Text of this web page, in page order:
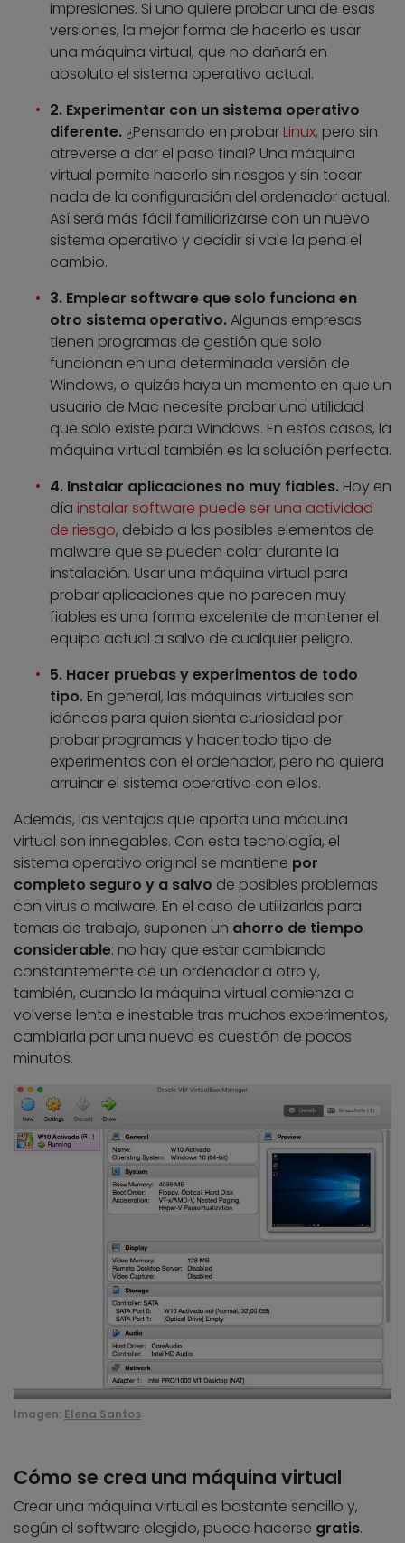
impresiones. Si uno quiere probar una de esas
versiones, la mejor forma de hacerlo es usar
una máquina virtual, que no dañará en
absoluto el sistema operativo actual.
2. Experimentar con un sistema operativo
diferente. ¿Pensando en probar Linux, pero sin
atreverse a dar el paso final? Una máquina
virtual permite hacerlo sin riesgos y sin tocar
nada de la configuración del ordenador actual.
Así será más fácil familiarizarse con un nuevo
sistema operativo y decidir si vale la pena el
cambio.
3. Emplear software que solo funciona en
otro sistema operativo.Algunas empresas
tienen programas de gestión que solo
funcionan en una determinada versión de
Windows, o quizás haya un momento en que un
usuario de Mac necesite probar una utilidad
que solo existe para Windows. En estos casos, la
máquina virtual también es la solución perfecta.
4. Instalar aplicaciones no muy fiables. Hoy en
día instalar software puede ser una actividad
de riesgo, debido a los posibles elementos de
malware que se pueden colar durante la
instalación. Usar una máquina virtual para
probar aplicaciones que no parecen muy
fiables es una forma excelente de mantener el
equipo actual a salvo de cualquier peligro.
5. Hacer pruebas y experimentos de todo
tipo. En general, las máquinas virtuales son
idóneas para quien sienta curiosidad por
probar programas y hacer todo tipo de
experimentos con el ordenador, pero no quiera
arruinar el sistema operativo con ellos.
Además, las ventajas que aporta una máquina
virtual son innegables. Con esta tecnología, el
sistema operativo original se mantiene por
completo seguro y a salvo de posibles problemas
con virus o malware. En el caso de utilizarlas para
temas de trabajo, suponen un ahorro de tiempo
considerable: no hay que estar cambiando
constantemente de un ordenador a otro y,
también, cuando la máquina virtual comienza a
volverse lenta e inestable tras muchos experimentos,
cambiarla por una nueva es cuestión de pocos
minutos.
Imagen: Elena Santos
Cómo se crea una máquina virtual
Crear una máquina virtual es bastante sencillo y,
según el software elegido, puede hacerse gratis.